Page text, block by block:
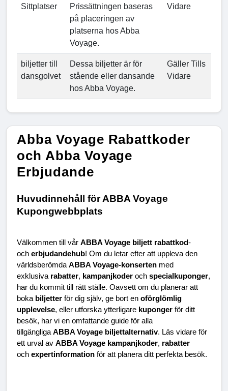
Sittplatser
Prissättningen baseras
på placeringen av
platserna hos Abba
Voyage.
Vidare
biljetter till
dansgolvet
Dessa biljetter är för
stående eller dansande
hos Abba Voyage.
Gäller Tills
Vidare
Abba Voyage Rabattkoder
och Abba Voyage
Erbjudande
Huvudinnehåll för ABBA Voyage
Kupongwebbplats
Välkommen till vår ABBA Voyage biljett rabattkod-
och erbjudandehub! Om du letar efter att uppleva den
världsberömda ABBA Voyage-konserten med
exklusiva rabatter, kampanjkoder och specialkuponger,
har du kommit till rätt ställe. Oavsett om du planerar att
boka biljetter för dig själv, ge bort en oförglömlig
upplevelse, eller utforska ytterligare kuponger för ditt
besök, har vi en omfattande guide för alla
tillgängliga ABBA Voyage biljettalternativ. Läs vidare för
ett urval av ABBA Voyage kampanjkoder, rabatter
och expertinformation för att planera ditt perfekta besök.